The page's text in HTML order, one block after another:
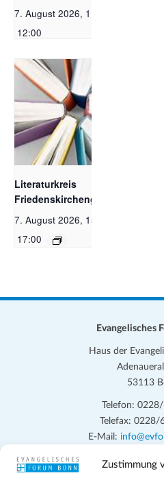
Zustimmung
7. August 2026, 11:00
12:00
Bildquelle Pixabay
Literaturkreis der
Friedenskirchengemeinde
7. August 2026, 15:00
17:00
Evangelisches
Haus der
53113
Telefon:
Telefax:
E-Mail:
Das Evangelische Forum